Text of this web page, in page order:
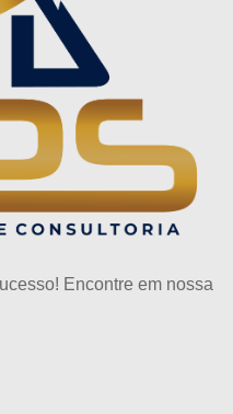
Encontre em nossa